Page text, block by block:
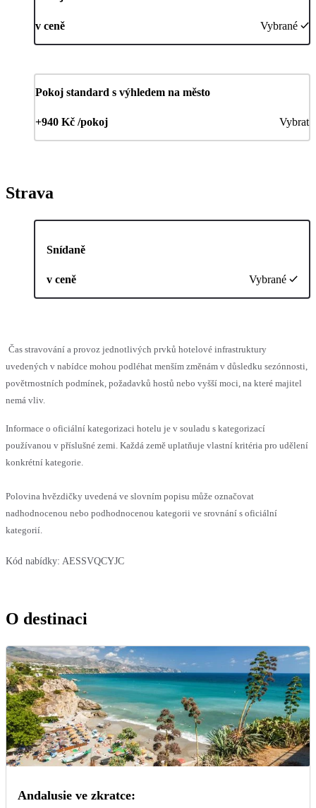
v ceně Vybrané
Pokoj standard s výhledem na město
+940 Kč /pokoj Vybrat
Strava
Snídaně
v ceně Vybrané
Čas stravování a provoz jednotlivých prvků hotelové infrastruktury
uvedených v nabídce mohou podléhat menším změnám v důsledku sezónnosti,
povětrnostních podmínek, požadavků hostů nebo vyšší moci, na které majitel
nemá vliv.
Informace o oficiální kategorizaci hotelu je v souladu s kategorizací
používanou v příslušné zemi. Každá země uplatňuje vlastní kritéria pro udělení
konkrétní kategorie.
Polovina hvězdičky uvedená ve slovním popisu může označovat
nadhodnocenou nebo podhodnocenou kategorii ve srovnání s oficiální
kategorií.
Kód nabídky: AESSVQCYJC
O destinaci
Andalusie ve zkratce: